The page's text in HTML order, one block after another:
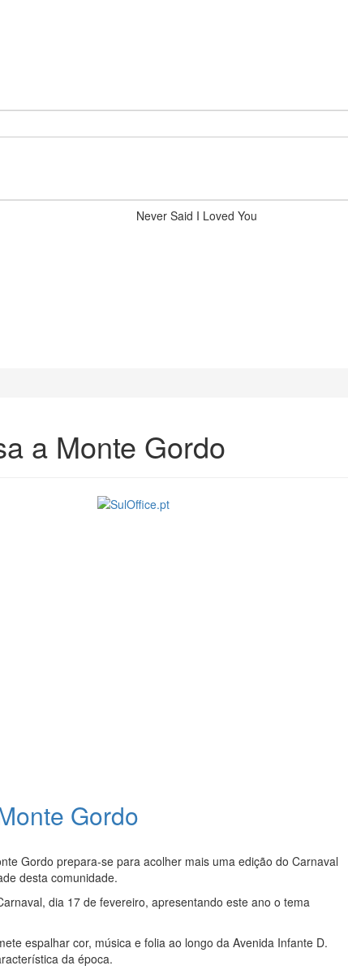
Never Said I Loved You
a Monte Gordo
Gordo
Gordo prepara-se para acolher mais uma edição do Carnaval
desta comunidade.
dia 17 de fevereiro, apresentando este ano o tema
espalhar cor, música e folia ao longo da Avenida Infante D.
da época.